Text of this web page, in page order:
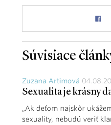
Súvisiace
Zuzana Artimová
Sexualita je krásny
„Ak deťom najskôr
sexuality, nebudú veriť